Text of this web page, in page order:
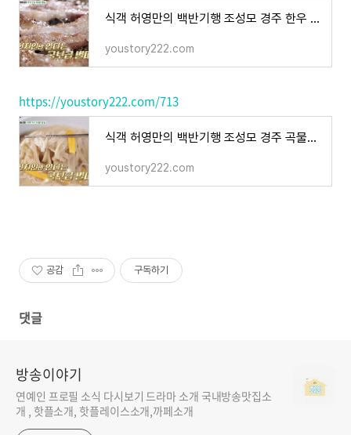
식객 허영만의 백반기행 조성모 경주 한우 갈빗살 숯불구이 육회 집된장찌개 간 천엽 맛집 어디
youstory222.com
https://youstory222.com/713
식객 허영만의 백반기행 조성모 경주 곡물칼국수 해물파전 맛집 어디 187회 천년고도 경주 밥상
youstory222.com
공감 구독하기
댓글
방송이야기
연예인 프로필 소식 다시보기 드라마 소개 국내방송맛집소
개 , 핫플소개, 핫플레이스소개,까페소개